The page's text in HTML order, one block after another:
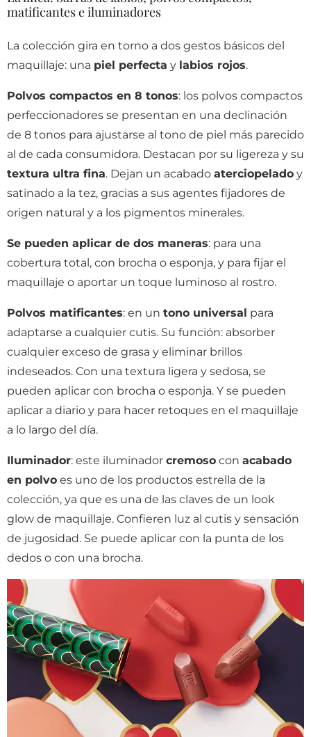
matificantes e iluminadores
La colección gira en torno a dos gestos básicos del
maquillaje: una piel perfecta y labios rojos.
Polvos compactos en 8 tonos: los polvos compactos
perfeccionadores se presentan en una declinación
de 8 tonos para ajustarse al tono de piel más parecido
al de cada consumidora. Destacan por su ligereza y su
textura ultra fina. Dejan un acabado aterciopelado y
satinado a la tez, gracias a sus agentes fijadores de
origen natural y a los pigmentos minerales.
Se pueden aplicar de dos maneras: para una
cobertura total, con brocha o esponja, y para fijar el
maquillaje o aportar un toque luminoso al rostro.
Polvos matificantes: en un tono universal para
adaptarse a cualquier cutis. Su función: absorber
cualquier exceso de grasa y eliminar brillos
indeseados. Con una textura ligera y sedosa, se
pueden aplicar con brocha o esponja. Y se pueden
aplicar a diario y para hacer retoques en el maquillaje
a lo largo del día.
Iluminador: este iluminador cremoso con acabado
en polvo es uno de los productos estrella de la
colección, ya que es una de las claves de un look
glow de maquillaje. Confieren luz al cutis y sensación
de jugosidad. Se puede aplicar con la punta de los
dedos o con una brocha.